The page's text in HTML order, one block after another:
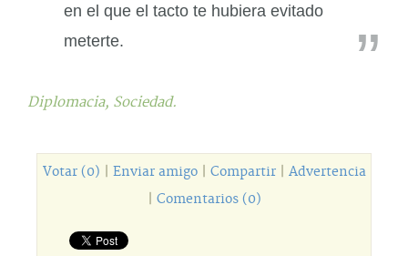
en el que el tacto te hubiera evitado
meterte.
Diplomacia, Sociedad.
Votar (0) Enviar amigo| Compartir| Advertencia
Comentarios (0)